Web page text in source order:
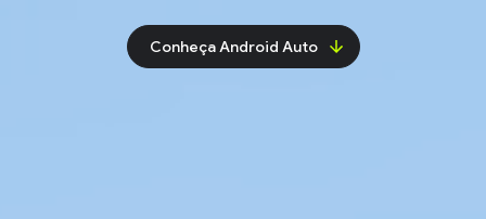
Conheça Android Auto